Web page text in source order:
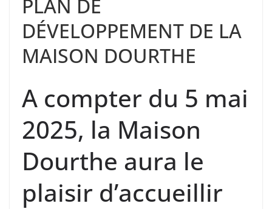
PLAN DE
DÉVELOPPEMENT DE LA
MAISON DOURTHE
A compter du 5 mai
2025, la Maison
Dourthe aura le
plaisir d’accueillir